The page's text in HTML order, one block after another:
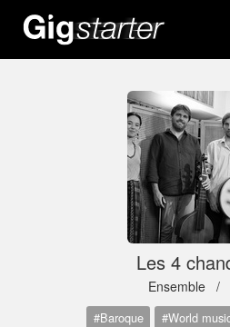
Les 4
Ensemble /
#Baroque #World